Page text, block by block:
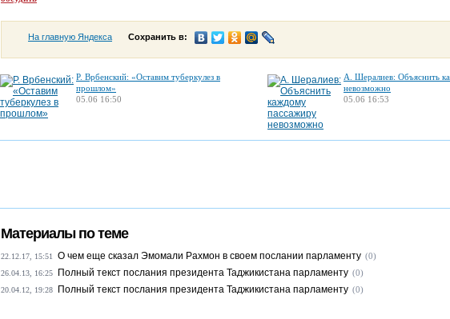
На главную Яндекса Сохранить в:
Р. Врбенский: «Оставим туберкулез в
прошлом»
05.06 16:50
А. Шералиев: Объяснить
невозможно
05.06 16:53
Материалы по теме
22.12.17, 15:51 О чем еще сказал Эмомали Рахмон в своем послании парламенту (0)
26.04.13, 16:25 Полный текст послания президента Таджикистана парламенту (0)
20.04.12, 19:28 Полный текст послания президента Таджикистана парламенту (0)